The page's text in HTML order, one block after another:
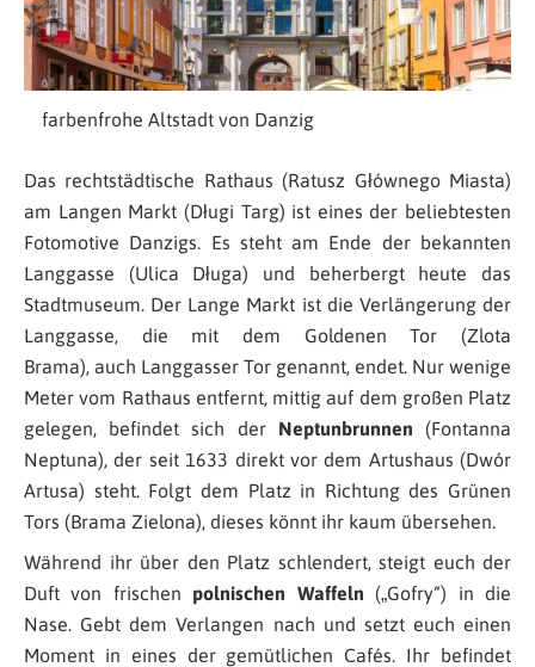
farbenfrohe Altstadt von Danzig
Das rechtstädtische Rathaus (Ratusz Głównego Miasta)
am Langen Markt (Długi Targ) ist eines der beliebtesten
Fotomotive Danzigs. Es steht am Ende der bekannten
Langgasse (Ulica Długa) und beherbergt heute das
Stadtmuseum. Der Lange Markt ist die Verlängerung der
Langgasse, die mit dem Goldenen Tor (Zlota
Brama), auch Langgasser Tor genannt, endet. Nur wenige
Meter vom Rathaus entfernt, mittig auf dem großen Platz
gelegen, befindet sich der Neptunbrunnen (Fontanna
Neptuna), der seit 1633 direkt vor dem Artushaus (Dwór
Artusa) steht. Folgt dem Platz in Richtung des Grünen
Tors (Brama Zielona), dieses könnt ihr kaum übersehen.
Während ihr über den Platz schlendert, steigt euch der
Duft von frischen polnischen Waffeln („Gofry“) in die
Nase. Gebt dem Verlangen nach und setzt euch einen
Moment in eines der gemütlichen Cafés. Ihr befindet